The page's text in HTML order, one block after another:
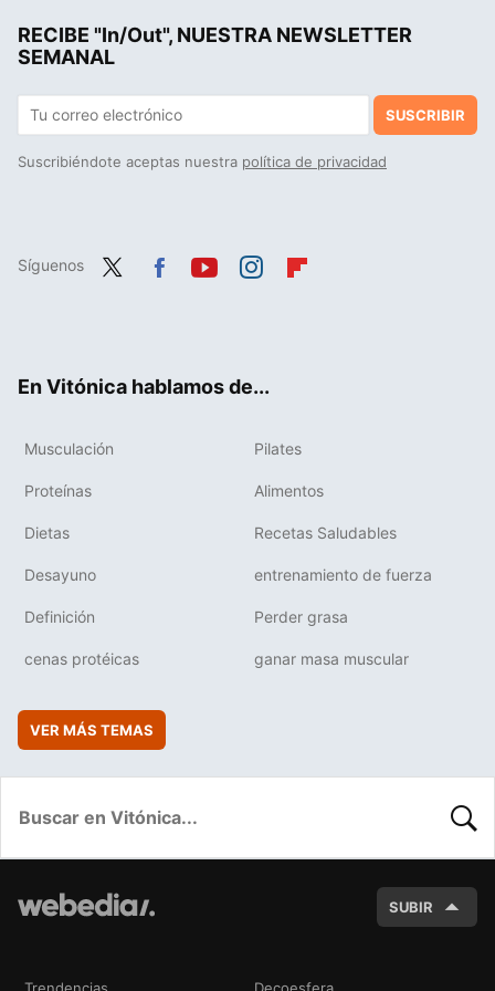
RECIBE "In/Out", NUESTRA NEWSLETTER
SEMANAL
SUSCRIBIR
Suscribiéndote aceptas nuestra política de privacidad
Síguenos
En Vitónica hablamos de...
Musculación Pilates
Proteínas Alimentos
Dietas Recetas Saludables
Desayuno entrenamiento de fuerza
Definición Perder grasa
cenas protéicas ganar masa muscular
VER MÁS TEMAS
SUBIR